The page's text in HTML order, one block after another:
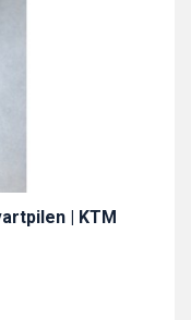
| KTM